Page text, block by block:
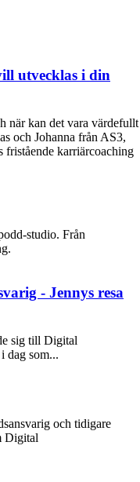
utvecklas i din
när kan det vara värdefullt
och Johanna från AS3,
fristående karriärcoaching
- Jennys resa
sig till Digital
dag som...